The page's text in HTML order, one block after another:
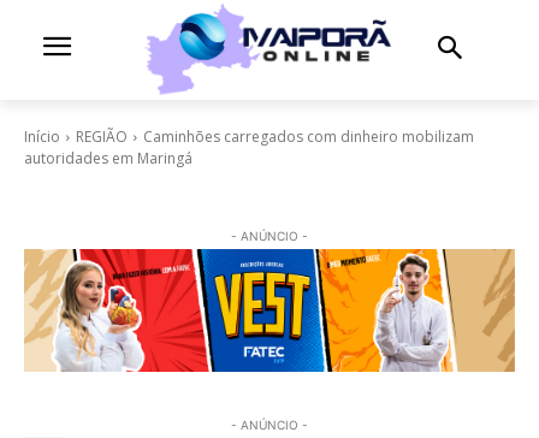
Início REGIÃO
Caminhões carregados com dinheiro mobilizam
autoridades em Maringá
- ANÚNCIO -
- ANÚNCIO -